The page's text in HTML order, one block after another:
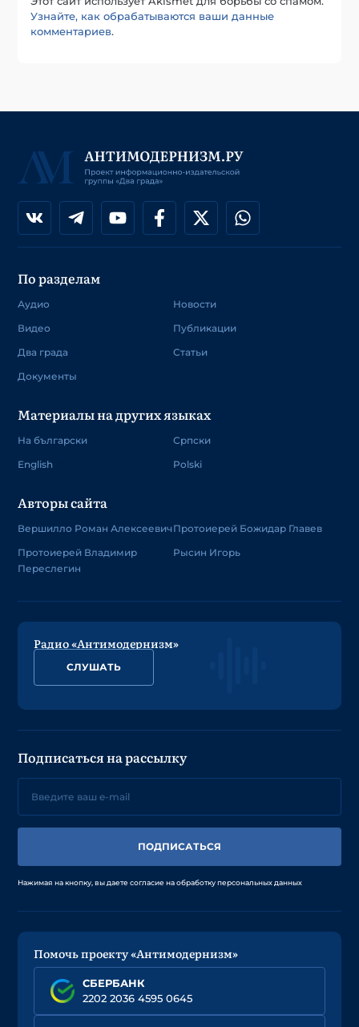
Узнайте, как обрабатываются ваши данные
комментариев.
По разделам
Аудио
Видео
Два града
Документы
Новости
Публикации
Статьи
Материалы на других языках
На български
English
Српски
Polski
Авторы сайта
Вершилло Роман Алексеевич
Протоиерей Владимир
Переслегин
Протоиерей Божидар Главев
Рысин Игорь
Радио «Антимодернизм»
СЛУШАТЬ
Подписаться на рассылку
ПОДПИСАТЬСЯ
Нажимая на кнопку, вы даете согласие на обработку персональных данных
Помочь проекту «Антимодернизм»
СБЕРБАНК
2202 2036 4595 0645